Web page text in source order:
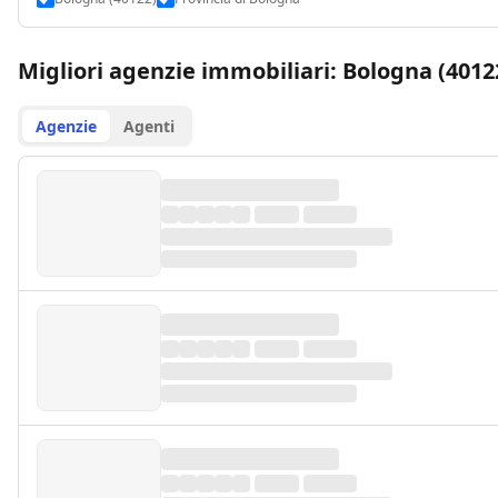
Migliori agenzie immobiliari: Bologna
Agenzie Agenti